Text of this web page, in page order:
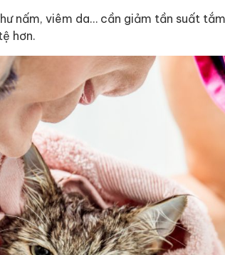
nấm, viêm da… cần giảm tần suất
hơn.